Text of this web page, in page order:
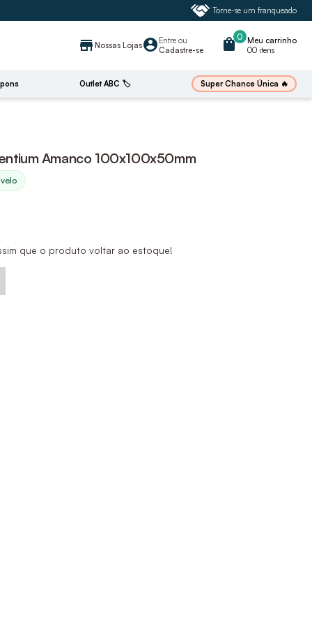
Torne-se um franqueado
store Nossas Lojasaccount_circle Entre ou
Cadastre-se
0
shopping_bag
Meu carrinho
00 itens
Outlet ABC 🏷️ Super Chance Única 🔥
Amanco 100x100x50mm
que o produto voltar ao estoque!